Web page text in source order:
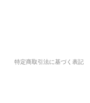
特定商取引法に基づく表記